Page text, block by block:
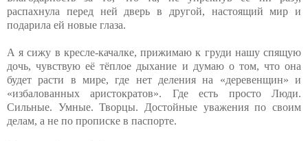
распахнула перед ней дверь в другой, настоящий мир и
подарила ей новые глаза.
А я сижу в кресле-качалке, прижимаю к груди нашу спящую
дочь, чувствую её тёплое дыхание и думаю о том, что она
будет расти в мире, где нет деления на «деревенщин» и
«избалованных аристократов». Где есть просто Люди.
Сильные. Умные. Творцы. Достойные уважения по своим
делам, а не по прописке в паспорте.